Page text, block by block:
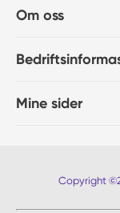
Om oss
Mine sider
Copyright